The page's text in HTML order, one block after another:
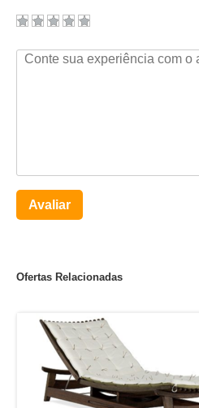
Avaliar
Ofertas Relacionadas